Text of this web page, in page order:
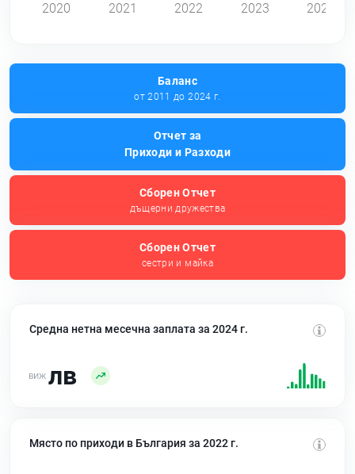
2020 2021 2022 2023 2024
Баланс
от 2011 до 2024 г.
Отчет за
Приходи и Разходи
Сборен Отчет
дъщерни дружества
Сборен Отчет
сестри и майка
Средна нетна месечна заплата за 2024 г.
лв
Място по приходи в България за 2022 г.